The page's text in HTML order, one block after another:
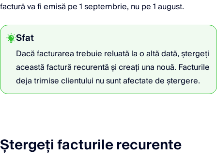
factură va fi emisă pe 1 septembrie, nu pe 1 august.
Sfat
Dacă facturarea trebuie reluată la o altă dată, ștergeți
această factură recurentă și creați una nouă. Facturile
deja trimise clientului nu sunt afectate de ștergere.
Ștergeți facturile recurente